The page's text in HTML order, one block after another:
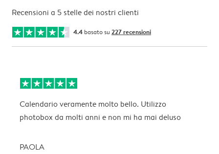
Recensioni a 5 stelle dei nostri clienti
4.4 basato su 227 recensioni
Calendario veramente molto bello. Utilizzo
photobox da molti anni e non mi ha mai deluso
PAOLA